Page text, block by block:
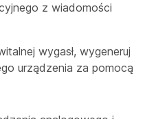
z wiadomości
wygasł, wygeneruj
urządzenia za pomocą